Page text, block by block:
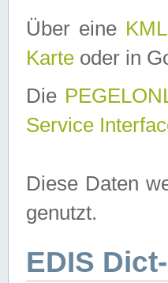
Über eine
Karte oder in
Die
Service
Diese Daten
genutzt.
EDIS